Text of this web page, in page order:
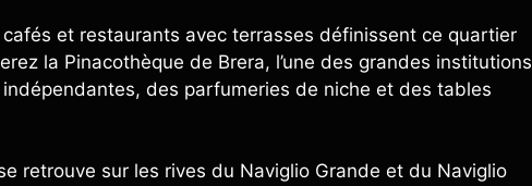
et restaurants avec terrasses définissent ce quartier
la Pinacothèque de Brera, l’une des grandes institutions
des parfumeries de niche et des tables
retrouve sur les rives du Naviglio Grande et du Naviglio